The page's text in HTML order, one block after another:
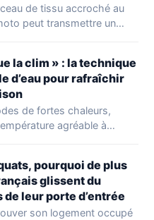
de tissu accroché au
peut transmettre un
la clim » : la technique
d’eau pour rafraîchir
de fortes chaleurs,
agréable à
pourquoi de plus
glissent du
leur porte d’entrée
son logement occupé